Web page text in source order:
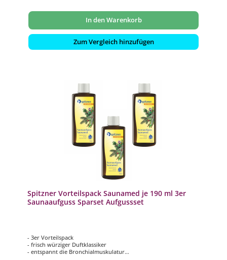
In den Warenkorb
Zum Vergleich hinzufügen
Spitzner Vorteilspack Saunamed je 190 ml 3er
Saunaaufguss Sparset Aufgussset
- 3er Vorteilspack
- frisch würziger Duftklassiker
- entspannt die Bronchialmuskulatur